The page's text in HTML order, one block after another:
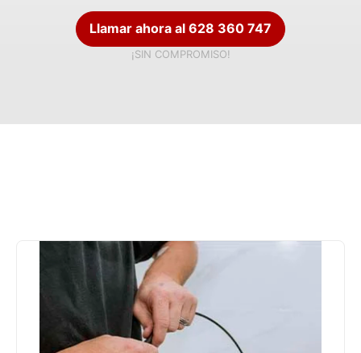
Llamar ahora al 628 360 747
¡SIN COMPROMISO!